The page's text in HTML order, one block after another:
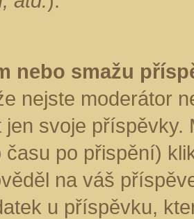
nebo smažu
nejste moderátor
jen svoje
času po přispění)
na váš
u příspěvku,